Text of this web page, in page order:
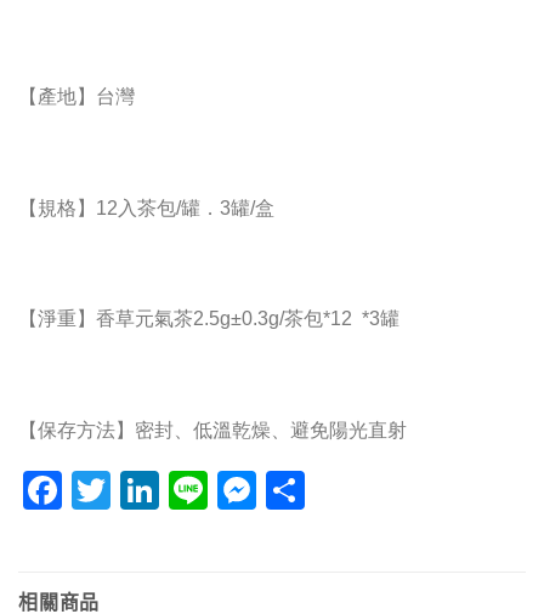
【產地】台灣
【規格】12入茶包/罐．3罐/盒
【淨重】香草元氣茶2.5g±0.3g/茶包*12 *3罐
【保存方法】密封、低溫乾燥、避免陽光直射
Facebook
Twitter
LinkedIn
LineMessenger
相關商品